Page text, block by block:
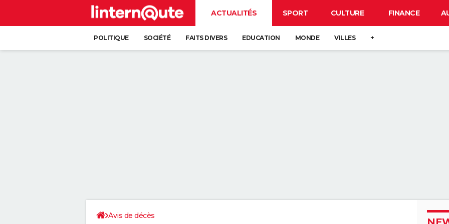
ACTUALITÉS SPORT CULTURE FINANCE
POLITIQUE SOCIÉTÉ FAITS DIVERS EDUCATION MONDE VILLES +
Avis de décès